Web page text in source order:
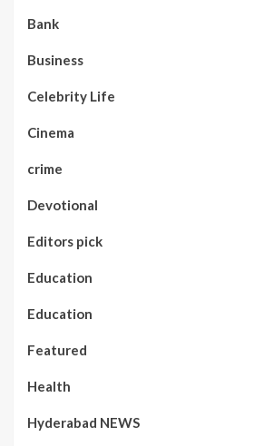
Bank
Business
Celebrity Life
Cinema
crime
Devotional
Editors pick
Education
Education
Featured
Health
Hyderabad NEWS